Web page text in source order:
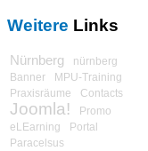
Weitere Links
Nürnberg
nürnberg
Banner
MPU-Training
Praxisräume
Contacts
Joomla!
Promo
eLEarning
Portal
Paracelsus